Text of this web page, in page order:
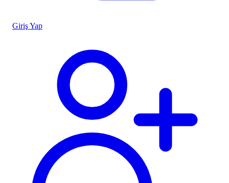
Giriş Yap